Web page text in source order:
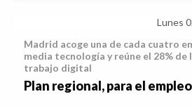
Lunes
Madrid acoge una de cada cuatro
media tecnología y reúne el 28%
trabajo digital
Plan regional, para el